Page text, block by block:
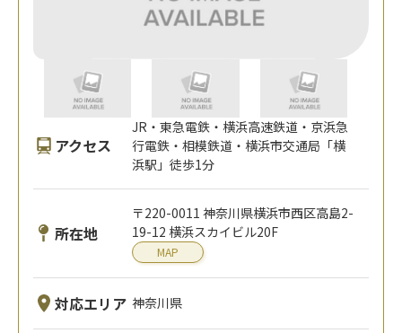
アクセス
JR・東急電鉄・横浜高速鉄道・京浜急
行電鉄・相模鉄道・横浜市交通局「横
浜駅」徒歩1分
所在地
〒220-0011 神奈川県横浜市西区高島2-
19-12 横浜スカイビル20F
MAP
対応エリア 神奈川県